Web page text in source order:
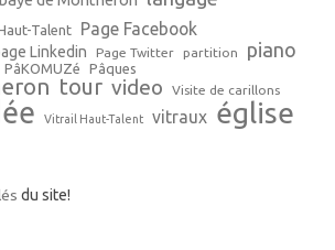
Talent Page Facebook
Linkedin Page Twitter partition piano
PâKOMUZé Pâques
tour video Visite de carillons
Vitrail Haut-Talent vitraux église
du site!